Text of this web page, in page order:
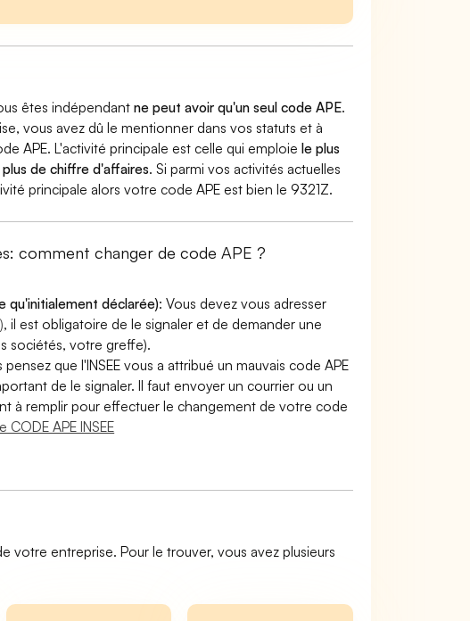
êtes indépendantne peut avoir qu'un seul code APE.
vous avez dû le mentionner dans vos statuts et à
APE. L'activité principale est celle qui emploiele plus
de chiffre d'affaires. Si parmi vos activités actuelles
principale alors votre code APE est bien le 9321Z.
comment changer de code APE ?
qu'initialement déclarée): Vous devez vous adresser
, il est obligatoire de le signaler et de demander une
sociétés, votre greffe).
pensez que l'INSEE vous a attribué un mauvais code APE
de le signaler. Il faut envoyer un courrier ou un
à remplir pour effectuer le changement de votre code
APE INSEE
votre entreprise. Pour le trouver, vous avez plusieurs